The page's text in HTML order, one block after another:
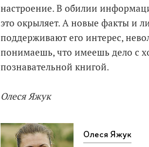
настроение. В обилии
это окрыляет. А новые факты и
поддерживают его интерес,
понимаешь, что имеешь дело с
познавательной книгой.
Олеся Яжук
Олеся Яжук